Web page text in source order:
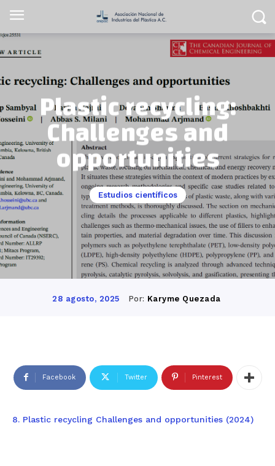
Plastic recycling:
Challenges and
opportunities
Estudios científicos
28 agosto, 2025 Por: Karyme Quezada
Facebook Twitter Pinterest
8. Plastic recycling Challenges and opportunities (2024)